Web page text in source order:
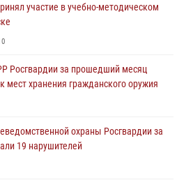
участие в учебно-методическом
Росгвардии за прошедший месяц
мест хранения гражданского оружия
охраны Росгвардии за
19 нарушителей